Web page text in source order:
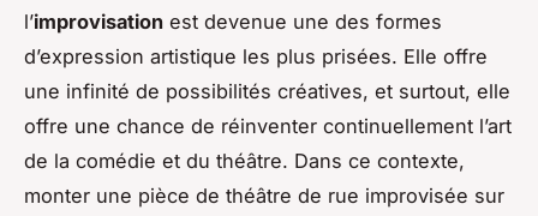
l’improvisation est devenue une des formes
d’expression artistique les plus prisées. Elle offre
une infinité de possibilités créatives, et surtout, elle
offre une chance de réinventer continuellement l’art
de la comédie et du théâtre. Dans ce contexte,
monter une pièce de théâtre de rue improvisée sur